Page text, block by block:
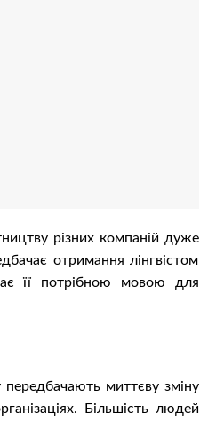
різних компаній дуже
отримання лінгвістом
її потрібною мовою для
передбачають миттєву зміну
Більшість людей